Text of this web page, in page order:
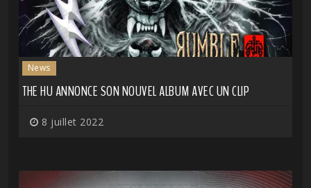
News
THE HU ANNONCE SON NOUVEL ALBUM AVEC UN CLIP
8 juillet 2022